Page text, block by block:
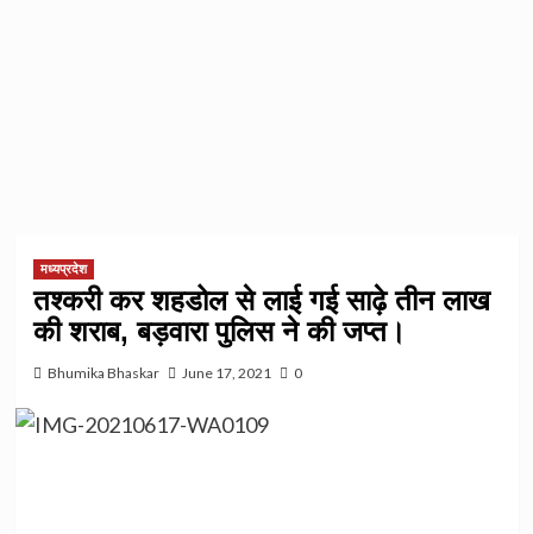
मध्यप्रदेश
तश्करी कर शहडोल से लाई गई साढ़े तीन लाख
की शराब, बड़वारा पुलिस ने की जप्त।
Bhumika Bhaskar June 17, 2021 0